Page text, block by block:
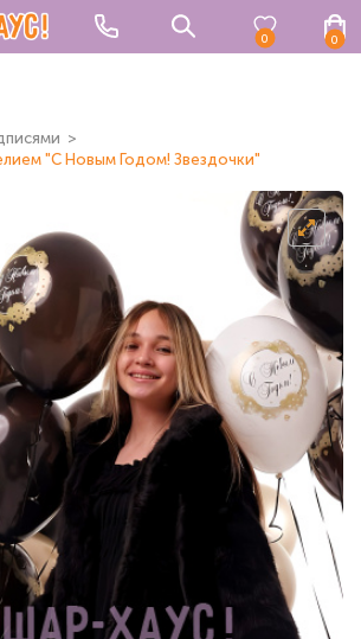
0 0
"С Новым Годом! Звездочки"